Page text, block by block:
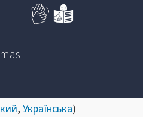
,Українська)